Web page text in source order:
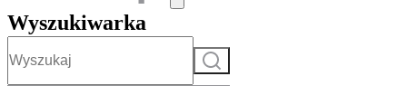
Wyszukiwarka
Szukaj